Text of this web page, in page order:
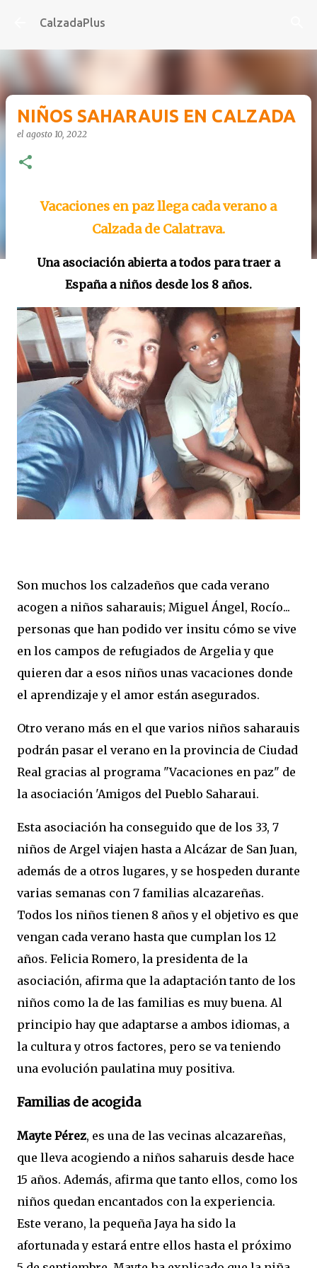
Ir al contenido principal
CalzadaPlus
NIÑOS SAHARAUIS EN CALZADA
el agosto 10, 2022
Vacaciones en paz llega cada verano a
Calzada de Calatrava.
Una asociación abierta a todos para traer a
España a niños desde los 8 años.
Son muchos los calzadeños que cada verano
acogen a niños saharauis; Miguel Ángel, Rocío...
personas que han podido ver insitu cómo se vive
en los campos de refugiados de Argelia y que
quieren dar a esos niños unas vacaciones donde
el aprendizaje y el amor están asegurados.
Otro verano más en el que varios niños saharauis
podrán pasar el verano en la provincia de Ciudad
Real gracias al programa "Vacaciones en paz" de
la asociación 'Amigos del Pueblo Saharaui.
Esta asociación ha conseguido que de los 33, 7
niños de Argel viajen hasta a Alcázar de San Juan,
además de a otros lugares, y se hospeden durante
varias semanas con 7 familias alcazareñas.
Todos los niños tienen 8 años y el objetivo es que
vengan cada verano hasta que cumplan los 12
años. Felicia Romero, la presidenta de la
asociación, afirma que la adaptación tanto de los
niños como la de las familias es muy buena. Al
principio hay que adaptarse a ambos idiomas, a
la cultura y otros factores, pero se va teniendo
una evolución paulatina muy positiva.
Familias de acogida
Mayte Pérez, es una de las vecinas alcazareñas,
que lleva acogiendo a niños saharuis desde hace
15 años. Además, afirma que tanto ellos, como los
niños quedan encantados con la experiencia.
Este verano, la pequeña Jaya ha sido la
afortunada y estará entre ellos hasta el próximo